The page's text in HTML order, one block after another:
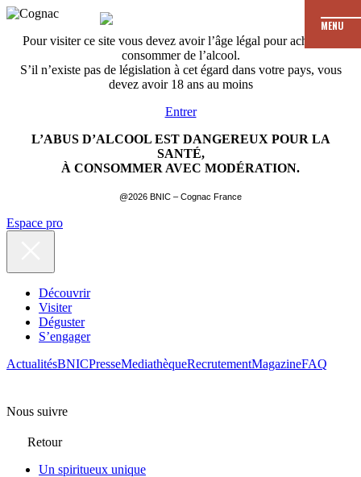
Pour visiter ce site vous devez avoir l’âge légal pour acheter et
consommer de l’alcool.
S’il n’existe pas de législation à cet égard dans votre pays, vous
devez avoir 18 ans au moins
Entrer
L’ABUS D’ALCOOL EST DANGEREUX POUR LA
SANTÉ,
À CONSOMMER AVEC MODÉRATION.
@2026 BNIC – Cognac France
MENU
Espace pro
Découvrir
Visiter
Déguster
S’engager
ActualitésBNICPresseMediathèqueRecrutementMagazineFAQ
Nous suivre
Retour
Un spiritueux unique